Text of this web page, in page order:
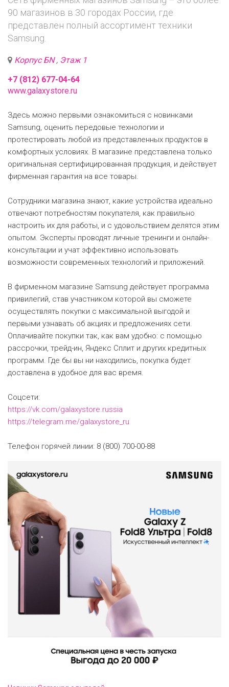
90 магазинов в 30 городах России, где
представлен полный ассортимент техники
Samsung.
Корпус БN, Этаж 1
+7 (812) 677-04-64
www.galaxystore.ru
Здесь можно первыми ознакомиться с новинками
Samsung, оценить передовые технологии и
протестировать любой из представленных продуктов в
комфортных условиях. В магазине представлена только
оригинальная сертифицированная продукция, и действует
фирменная гарантия на все товары.
Сотрудники магазина знают, какие устройства идеально
отвечают потребностям покупателя, как правильно
настроить их для работы, и с удовольствием делятся этим
опытом. Эксперты проводят личные тренинги и онлайн-
консультации и учат эффективно использовать
возможности современных технологий и приложений.
В фирменном магазине Samsung действует программа
привилегий, став участником которой вы сможете
осуществлять покупки с максимальной выгодой и
первыми узнавать об акциях и предложениях сети.
Оплачивайте покупки так, как вам удобно: с помощью
рассрочки, трейд-ин, Яндекс Сплит и других кредитных
программ. Где бы вы ни находились, покупка будет
доставлена в удобное для вас время.
Соцсети:
https://vk.com/galaxystore.russia
https://telegram.me/galaxystore_ru
Телефон горячей линии: 8 (800) 700-00-88